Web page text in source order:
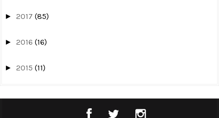
► 2017 (85)
► 2016 (16)
► 2015 (11)